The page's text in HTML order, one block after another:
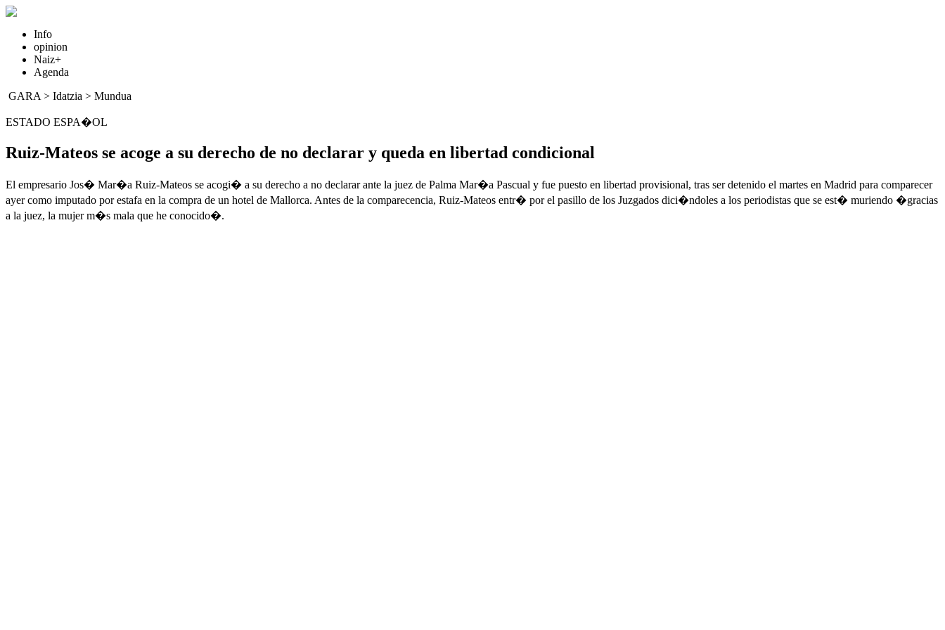
Info
opinion
Naiz+
Agenda
GARA > Idatzia > Mundua
ESTADO ESPA�OL
Ruiz-Mateos se acoge a su derecho de no declarar y queda en libertad condicional
El empresario Jos� Mar�a Ruiz-Mateos se acogi� a su derecho a no declarar ante la juez de Palma Mar�a Pascual y fue puesto en libertad provisional, tras ser detenido el martes en Madrid para comparecer
ayer como imputado por estafa en la compra de un hotel de Mallorca. Antes de la comparecencia, Ruiz-Mateos entr� por el pasillo de los Juzgados dici�ndoles a los periodistas que se est� muriendo �gracias
a la juez, la mujer m�s mala que he conocido�.